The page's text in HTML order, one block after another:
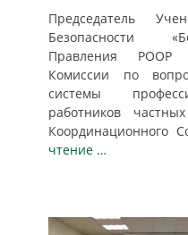
Председатель
Безопасности
Правления РООР
Комиссии по
системы
работников
Координационного
чтение …